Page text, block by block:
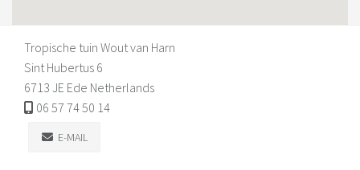
Tropische tuin Wout van Harn
Sint Hubertus 6
6713 JE Ede Netherlands
06 57 74 50 14
E-MAIL